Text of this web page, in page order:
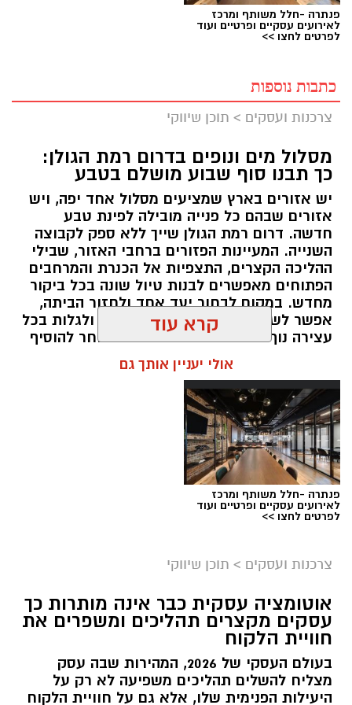
פנתרה -חלל משותף ומרכז
לאירועים עסקיים ופרטיים ועוד
לפרטים לחצו >>
כתבות נוספות
צרכנות ועסקים > תוכן שיווקי
מסלול מים ונופים בדרום רמת הגולן:
כך תבנו סוף שבוע מושלם בטבע
יש אזורים בארץ שמציעים מסלול אחד יפה, ויש
אזורים שבהם כל פנייה מובילה לפינת טבע
חדשה. דרום רמת הגולן שייך ללא ספק לקבוצה
השנייה. המעיינות הפזורים ברחבי האזור, שבילי
ההליכה הקצרים, התצפיות אל הכנרת והמרחבים
הפתוחים מאפשרים לבנות טיול שונה בכל ביקור
מחדש. במקום לבחור יעד אחד ולחזור הביתה,
אפשר לשלב מספר אתרים באותו יום ולגלות בכל
עצירה נוף אחר ואווירה שונה. מי שבוחר להוסיף
לינה ברמת הגולן יכול ליהנות מהאזור בלי למהר,
לצאת מוקדם למסלולים ולחוות את הטבע גם
בשעות שבהן רוב המטיילים כבר עזבו.
תוכן שיווקי / 16:48 05.08.26
תגים:בשיתף קשת יהונתן
עין ידידיה – פינה שקטה למי שמחפש להתרחק
מההמונים
עין ידידיה הוא אחד המעיינות שמצליחים לשמור על
עמוס במתקנים, אלא במקום שמזמין לעצור, לנשום
ולהתחבר לנוף. המעיין מתאים במיוחד למי שמעדיף
מקומות פחות מוכרים, שבהם אפשר ליהנות
מהשקט, לקרוא ספר או פשוט לטבול במים
הקרירים. משפחות שמגיעות עם ילדים קטנים
קרא עוד
אולי יעניין אותך גם
פנתרה -חלל משותף ומרכז
לאירועים עסקיים ופרטיים ועוד
לפרטים לחצו >>
צרכנות ועסקים > תוכן שיווקי
אוטומציה עסקית כבר אינה מותרות כך
עסקים מקצרים תהליכים ומשפרים את
חוויית הלקוח
בעולם העסקי של 2026, המהירות שבה עסק
מצליח להשלים תהליכים משפיעה לא רק על
היעילות הפנימית שלו, אלא גם על חוויית הלקוח